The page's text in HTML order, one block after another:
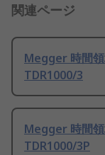
関連ページ
Megger 時間
TDR1000/3
Megger 時間
TDR1000/3P